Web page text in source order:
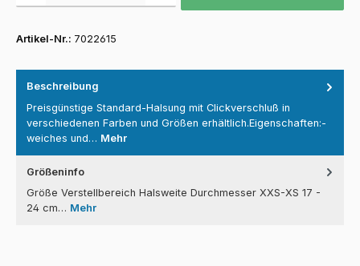
Artikel-Nr.: 7022615
Beschreibung
Preisgünstige Standard-Halsung mit Clickverschluß in
verschiedenen Farben und Größen erhältlich.Eigenschaften:-
weiches und… Mehr
Größeninfo
Größe Verstellbereich Halsweite Durchmesser XXS-XS 17 -
24 cm… Mehr